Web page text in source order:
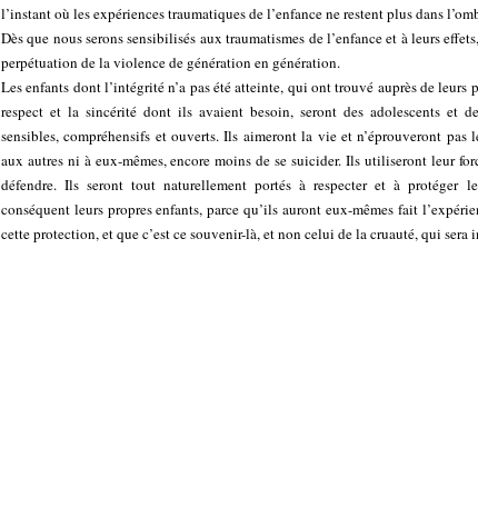
l’instant où les expériences traumatiques de l’enfance ne restent plus dans
Dès que nous serons sensibilisés aux traumatismes de l’enfance et à leurs
perpétuation de la violence de génération en génération.
Les enfants dont l’intégrité n’a pas été atteinte, qui ont trouvé auprès de leurs
respect et la sincérité dont ils avaient besoin, seront des adolescents et
sensibles, compréhensifs et ouverts. Ils aimeront la vie et n’éprouveront pas
aux autres ni à eux-mêmes, encore moins de se suicider. Ils utiliseront leur
défendre. Ils seront tout naturellement portés à respecter et à protéger
conséquent leurs propres enfants, parce qu’ils auront eux-mêmes fait
cette protection, et que c’est ce souvenir-là, et non celui de la cruauté, qui sera